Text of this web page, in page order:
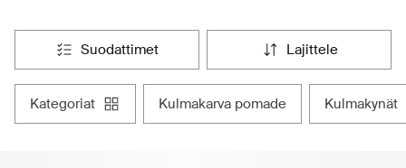
suodattimet lajittele
kategoriat kulmakarva pomade kulmakynät